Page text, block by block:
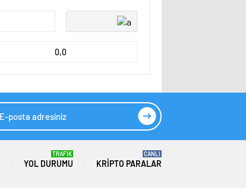
0,0
YOL DURUMU
TRAFİK
KRIPTO PARALAR
CANLI